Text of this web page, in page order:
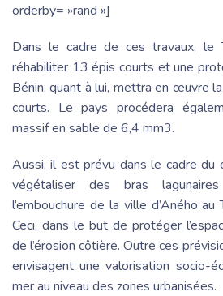
orderby= »rand »]
Dans le cadre de ces travaux, le
réhabiliter 13 épis courts et une
Bénin, quant à lui, mettra en œuvre
courts. Le pays procédera
massif en sable de 6,4 mm3.
Aussi, il est prévu dans le cadre du
végétaliser des bras
l’embouchure de la ville d’Aného
Ceci, dans le but de protéger
de l’érosion côtière. Outre ces
envisagent une valorisation socio-
mer au niveau des zones urbanisées.